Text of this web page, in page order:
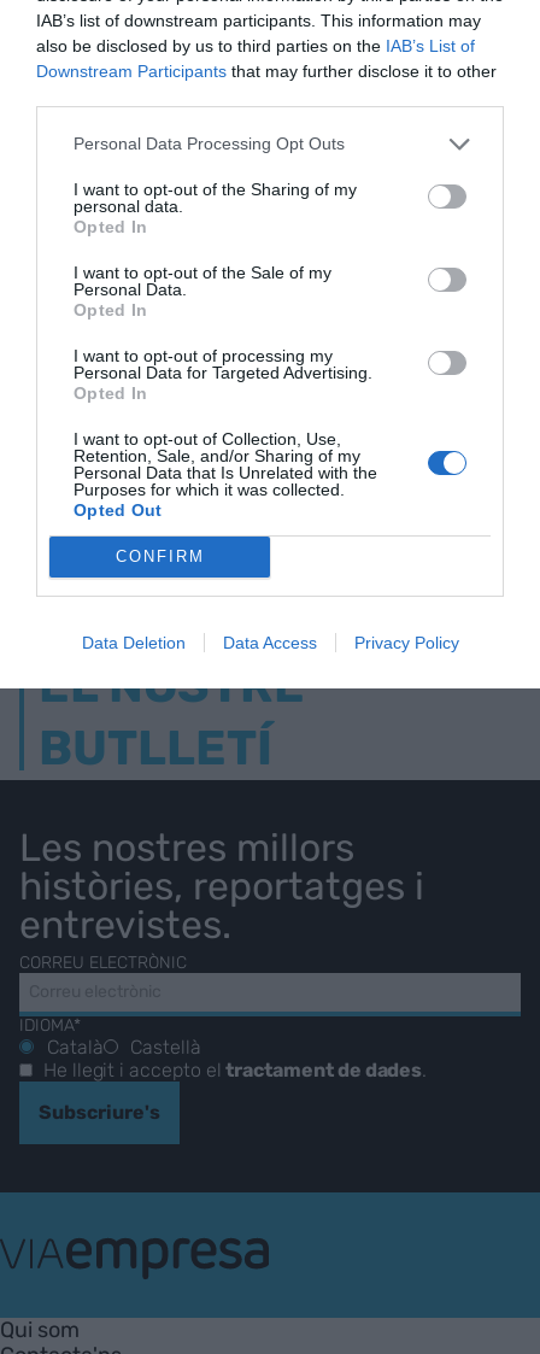
IAB’s list of downstream participants. This information may
also be disclosed by us to third parties on the IAB’s List of
Downstream Participants that may further disclose it to other
Personal Data Processing Opt Outs
I want to opt-out of the Sharing of my
personal data.
Opted In
I want to opt-out of the Sale of my
Personal Data.
Opted In
I want to opt-out of processing my
Personal Data for Targeted Advertising.
Opted In
I want to opt-out of Collection, Use,
Retention, Sale, and/or Sharing of my
Personal Data that Is Unrelated with the
Purposes for which it was collected.
Opted Out
CONFIRM
Data Deletion Data Access Privacy Policy
AfegirVIA Empresacom a font preferida de
Google de forma gratuïta
Estigues informat amb les últimes notícies d'actualitat
ELS MÉS LLEGITS
AVUI DESTAQUEM
EL NOSTRE
BUTLLETÍ
Les nostres millors
històries, reportatges i
entrevistes.
CORREU ELECTRÒNIC
IDIOMA*
Català
Castellà
He llegit i accepto eltractament de dades.
Subscriure's
Empresa
Qui som